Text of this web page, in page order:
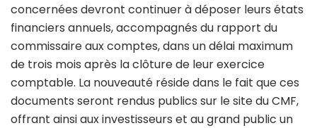
concernées devront continuer à déposer leurs états
financiers annuels, accompagnés du rapport du
commissaire aux comptes, dans un délai maximum
de trois mois après la clôture de leur exercice
comptable. La nouveauté réside dans le fait que ces
documents seront rendus publics sur le site du CMF,
offrant ainsi aux investisseurs et au grand public un